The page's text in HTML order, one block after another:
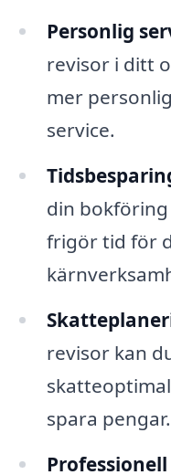
Personlig
revisor i ditt
mer
service.
din
frigör tid för
revisor kan
spara pengar.